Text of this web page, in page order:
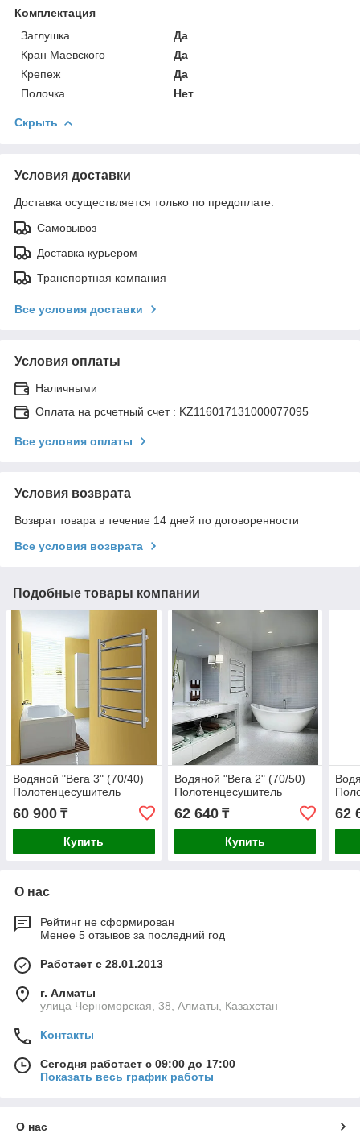
Комплектация
Заглушка
Да
Кран Маевского
Да
Крепеж
Да
Полочка
Нет
Скрыть
Условия доставки
Доставка осуществляется только по предоплате.
Самовывоз
Доставка курьером
Транспортная компания
Все условия доставки
Условия оплаты
Наличными
Оплата на рсчетный счет : KZ116017131000077095
Все условия оплаты
Условия возврата
Возврат товара в течение 14 дней по договоренности
Все условия возврата
Подобные товары компании
Водяной "Вега 3" (70/40)
Полотенцесушитель
60 900 ₸
Купить
Водяной "Вега 2" (70/50)
Полотенцесушитель
62 640₸
Купить
62
О нас
Рейтинг не сформирован
Менее 5 отзывов за последний год
Работает с 28.01.2013
г. Алматы
улица Черноморская, 38, Алматы, Казахстан
Контакты
Сегодня работает с 09:00 до 17:00
Показать весь график работы
О нас